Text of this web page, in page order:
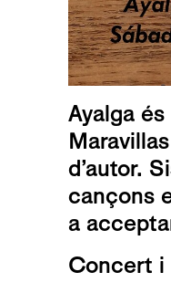
Ayalga
d’autor.
cançons
a
Concert i